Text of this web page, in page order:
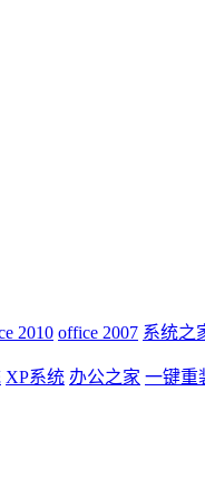
2010 office 2007 系统之
XP系统 办公之家 一键重